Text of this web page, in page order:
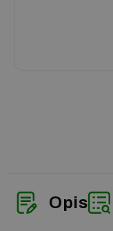
Opis